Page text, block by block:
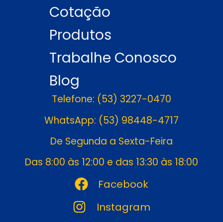
Cotação
Produtos
Trabalhe Conosco
Blog
Telefone: (53) 3227-0470
WhatsApp: (53) 98448-4717
De Segunda a Sexta-Feira
Das 8:00 às 12:00 e das 13:30 às 18:00
Facebook
Instagram